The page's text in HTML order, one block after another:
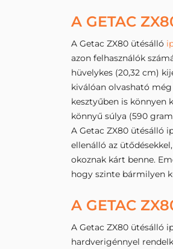
A GETAC
A Getac ZX80 ütésálló
azon felhasználók
hüvelykes (20,32 cm)
kiválóan olvasható
kesztyűben is könnyen
könnyű súlya (590
A Getac ZX80 ütésálló
ellenálló az
okoznak kárt benne.
hogy szinte bármilyen
A GETAC
A Getac ZX80 ütésálló
hardverigénnyel